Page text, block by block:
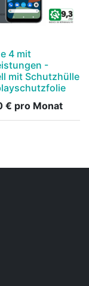
4 mit
-
mit Schutzhülle
€ pro Monat